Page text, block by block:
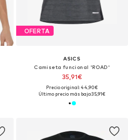
OFERTA
ASICS
Camiseta funcional 'ROAD'
35,91€
Precio original: 44,90€
Último precio más bajo:35,91€